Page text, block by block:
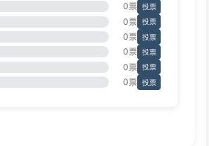
0票 投票
0票 投票
0票 投票
0票 投票
0票 投票
0票 投票